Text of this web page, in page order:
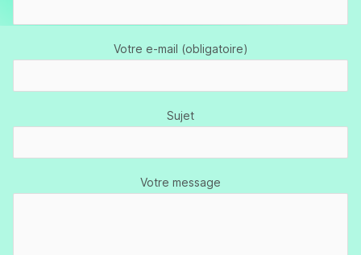
Votre e-mail (obligatoire)
Sujet
Votre message